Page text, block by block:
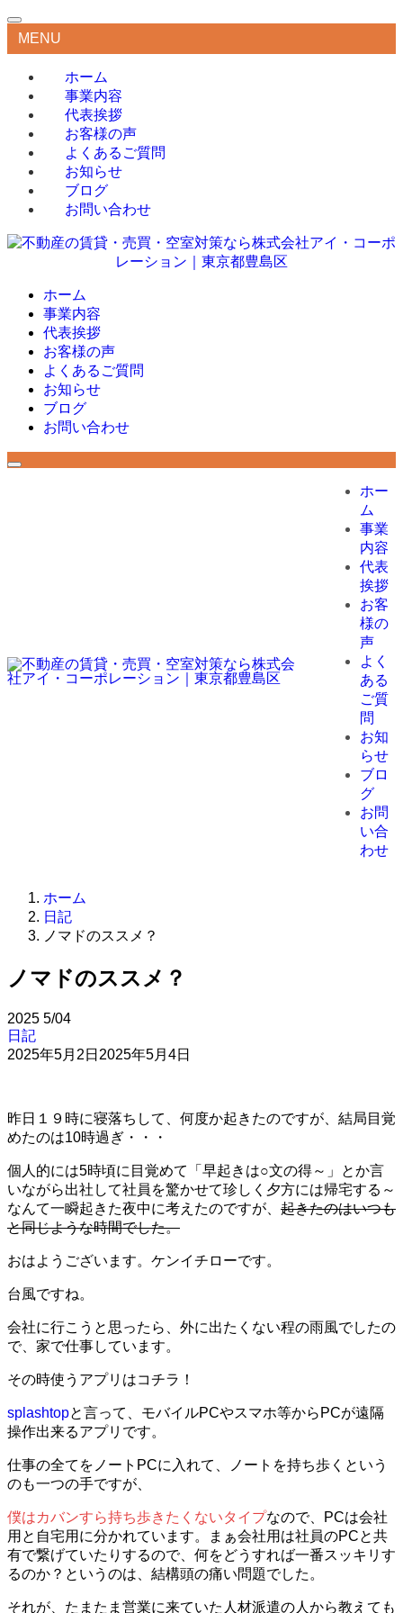
MENU
ホーム
事業内容
代表挨拶
お客様の声
よくあるご質問
お知らせ
ブログ
お問い合わせ
ホーム
事業内容
代表挨拶
お客様の声
よくあるご質問
お知らせ
ブログ
お問い合わせ
ホー
ム
事業
内容
代表
挨拶
お客
様の
声
よく
ある
ご質
問
お知
らせ
ブロ
グ
お問
い合
わせ
ホーム
日記
ノマドのススメ？
ノマドのススメ？
2025 5/04
日記
2025年5月2日 2025年5月4日
昨日１９時に寝落ちして、何度か起きたのですが、結局目覚
めたのは10時過ぎ・・・
個人的には5時頃に目覚めて「早起きは○文の得～」とか言
いながら出社して社員を驚かせて珍しく夕方には帰宅する～
なんて一瞬起きた夜中に考えたのですが、 起きたのはいつも
と同じような時間でした。
おはようございます。ケンイチローです。
台風ですね。
会社に行こうと思ったら、外に出たくない程の雨風でしたの
で、家で仕事しています。
その時使うアプリはコチラ！
splashtopと言って、モバイルPCやスマホ等からPCが遠隔
操作出来るアプリです。
仕事の全てをノートPCに入れて、ノートを持ち歩くという
のも一つの手ですが、
僕はカバンすら持ち歩きたくないタイプなので、PCは会社
用と自宅用に分かれています。まぁ会社用は社員のPCと共
有で繋げていたりするので、何をどうすれば一番スッキリす
るのか？というのは、結構頭の痛い問題でした。
それが、たまたま営業に来ていた人材派遣の人から教えても